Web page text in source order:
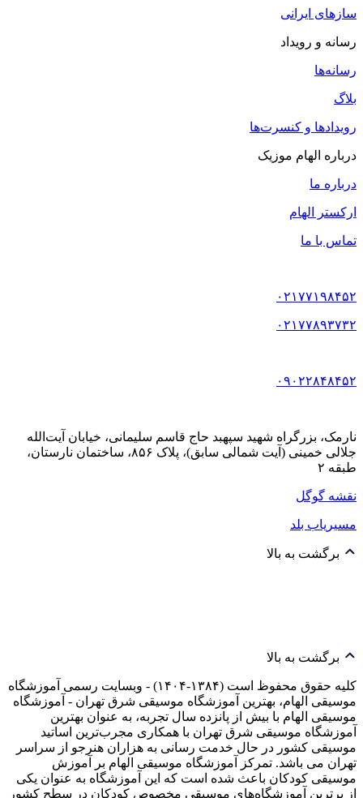
سازهای ایرانی
رسانه و رویداد
رسانه‌ها
بلاگ
رویدادها و کنسرت‌ها
درباره الهام موزیک
درباره ما
ارکستر الهام
تماس با ما
۰۲۱۷۷۱۹۸۴۵۲
۰۲۱۷۷۸۹۳۷۳۲
۰۹۰۲۲۸۴۸۴۵۲
نارمک، بزرگراه شهید سپهبد حاج قاسم سلیمانی، خیابان آیت‌الله
جلالی خمینی (آیت شمالی سابق)، پلاک ۸۵۶، ساختمان نارستان،
طبقه ۲
نقشه گوگل
مسیریاب بلد
برگشت به بالا
برگشت به بالا
کلیه حقوق محفوظ است (۱۳۸۴-۱۴۰۴) - وبسایت رسمی آموزشگاه
موسیقی الهام، بهترین آموزشگاه موسیقی شرق تهران - آموزشگاه
موسیقی الهام با بیش از پانزده سال تجربه، به عنوان بهترین
آموزشگاه موسیقی شرق تهران با همکاری مجرب‌ترین اساتید
موسیقی کشور در حال خدمت رسانی به هزاران هنرجو از سراسر
تهران می باشد. تمرکز آموزشگاه موسیقی الهام بر آموزش
موسیقی کودکان باعث شده است که این آموزشگاه به عنوان یکی
از برترین آموزشگاه‌های موسیقی مخصوص کودکان در سطح کشور